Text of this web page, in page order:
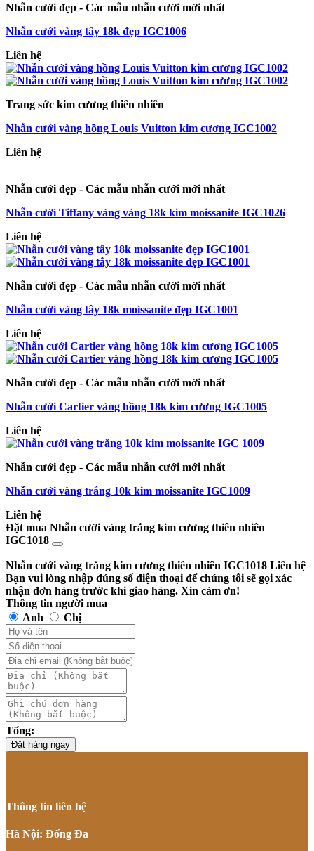
Nhẫn cưới đẹp - Các mẫu nhẫn cưới mới nhất
Nhẫn cưới vàng tây 18k đẹp IGC1006
Liên hệ
Trang sức kim cương thiên nhiên
Nhẫn cưới vàng hồng Louis Vuitton kim cương IGC1002
Liên hệ
Nhẫn cưới đẹp - Các mẫu nhẫn cưới mới nhất
Nhẫn cưới Tiffany vàng vàng 18k kim moissanite IGC1026
Liên hệ
Nhẫn cưới đẹp - Các mẫu nhẫn cưới mới nhất
Nhẫn cưới vàng tây 18k moissanite đẹp IGC1001
Liên hệ
Nhẫn cưới đẹp - Các mẫu nhẫn cưới mới nhất
Nhẫn cưới Cartier vàng hồng 18k kim cương IGC1005
Liên hệ
Nhẫn cưới đẹp - Các mẫu nhẫn cưới mới nhất
Nhẫn cưới vàng trắng 10k kim moissanite IGC1009
Liên hệ
Đặt mua Nhẫn cưới vàng trắng kim cương thiên nhiên
IGC1018
Nhẫn cưới vàng trắng kim cương thiên nhiên IGC1018 Liên hệ
Bạn vui lòng nhập đúng số điện thoại để chúng tôi sẽ gọi xác
nhận đơn hàng trước khi giao hàng. Xin cảm ơn!
Thông tin người mua
Anh
Chị
Tổng:
Đặt hàng ngay
Thông tin liên hệ
Hà Nội: Đống Đa